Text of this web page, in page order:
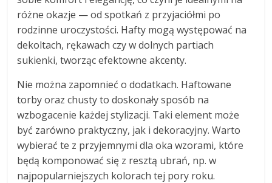
różne okazje — od spotkań z przyjaciółmi po
rodzinne uroczystości. Hafty mogą występować na
dekoltach, rękawach czy w dolnych partiach
sukienki, tworząc efektowne akcenty.
Nie można zapomnieć o dodatkach. Haftowane
torby oraz chusty to doskonały sposób na
wzbogacenie każdej stylizacji. Taki element może
być zarówno praktyczny, jak i dekoracyjny. Warto
wybierać te z przyjemnymi dla oka wzorami, które
będą komponować się z resztą ubrań, np. w
najpopularniejszych kolorach tej pory roku.